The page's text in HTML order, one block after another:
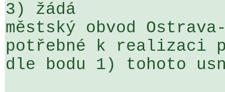
3) žádá
městský obvod
potřebné k realizaci
dle bodu 1) tohoto